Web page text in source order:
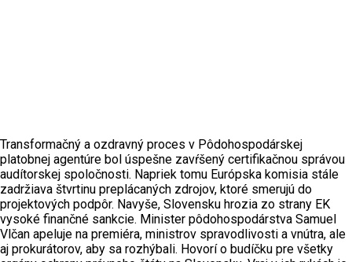
Transformačný a ozdravný proces v Pôdohospodárskej
platobnej agentúre bol úspešne zavŕšený certifikačnou správou
audítorskej spoločnosti. Napriek tomu Európska komisia stále
zadržiava štvrtinu preplácaných zdrojov, ktoré smerujú do
projektových podpôr. Navyše, Slovensku hrozia zo strany EK
vysoké finančné sankcie. Minister pôdohospodárstva Samuel
Vlčan apeluje na premiéra, ministrov spravodlivosti a vnútra, ale
aj prokurátorov, aby sa rozhýbali. Hovorí o budíčku pre všetky